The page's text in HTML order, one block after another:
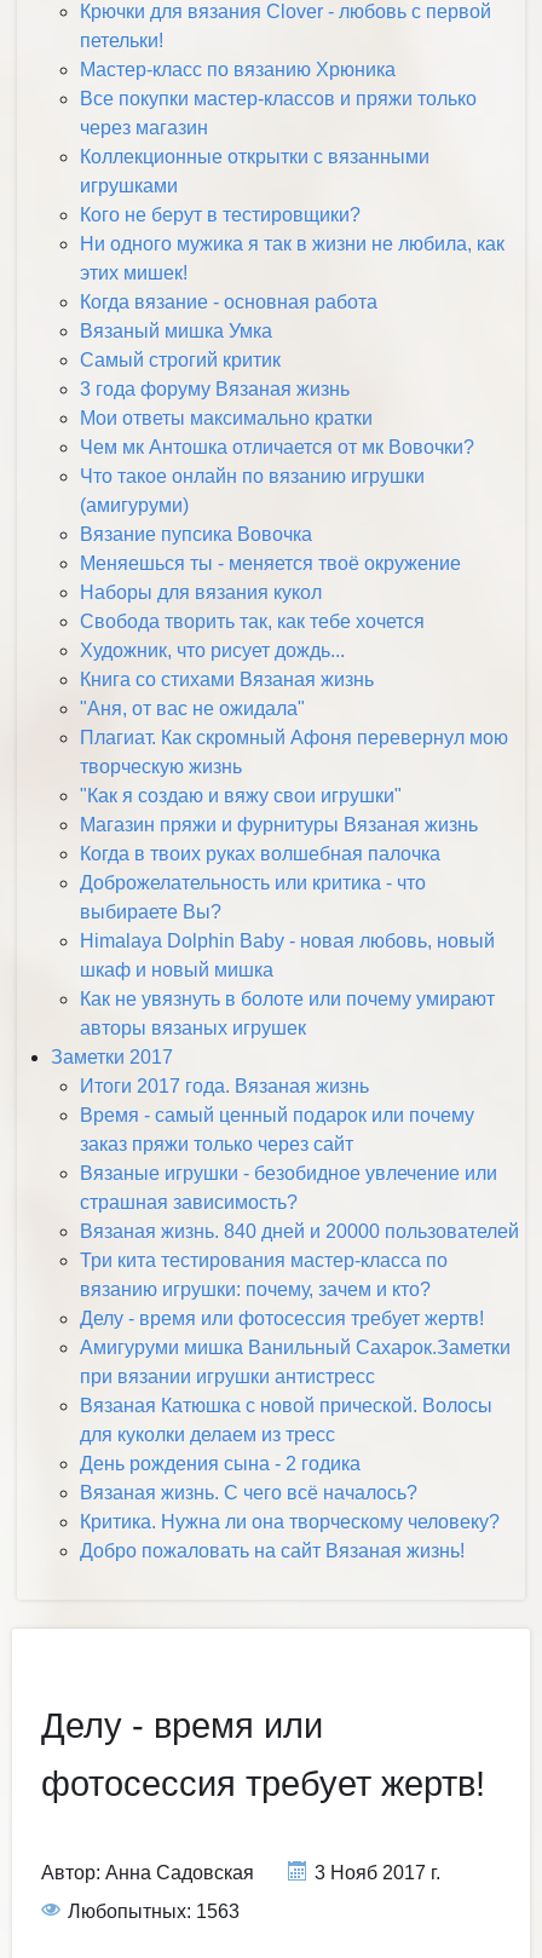
Крючки для вязания Clover - любовь с первой
петельки!
Мастер-класс по вязанию Хрюника
Все покупки мастер-классов и пряжи только
через магазин
Коллекционные открытки с вязанными
игрушками
Кого не берут в тестировщики?
Ни одного мужика я так в жизни не любила, как
этих мишек!
Когда вязание - основная работа
Вязаный мишка Умка
Самый строгий критик
3 года форуму Вязаная жизнь
Мои ответы максимально кратки
Чем мк Антошка отличается от мк Вовочки?
Что такое онлайн по вязанию игрушки
(амигуруми)
Вязание пупсика Вовочка
Меняешься ты - меняется твоё окружение
Наборы для вязания кукол
Свобода творить так, как тебе хочется
Художник, что рисует дождь...
Книга со стихами Вязаная жизнь
"Аня, от вас не ожидала"
Плагиат. Как скромный Афоня перевернул мою
творческую жизнь
"Как я создаю и вяжу свои игрушки"
Магазин пряжи и фурнитуры Вязаная жизнь
Когда в твоих руках волшебная палочка
Доброжелательность или критика - что
выбираете Вы?
Himalaya Dolphin Baby - новая любовь, новый
шкаф и новый мишка
Как не увязнуть в болоте или почему умирают
авторы вязаных игрушек
Заметки 2017
Итоги 2017 года. Вязаная жизнь
Время - самый ценный подарок или почему
заказ пряжи только через сайт
Вязаные игрушки - безобидное увлечение или
страшная зависимость?
Вязаная жизнь. 840 дней и 20000 пользователей
Три кита тестирования мастер-класса по
вязанию игрушки: почему, зачем и кто?
Делу - время или фотосессия требует жертв!
Амигуруми мишка Ванильный Сахарок.Заметки
при вязании игрушки антистресс
Вязаная Катюшка с новой прической. Волосы
для куколки делаем из тресс
День рождения сына - 2 годика
Вязаная жизнь. С чего всё началось?
Критика. Нужна ли она творческому человеку?
Добро пожаловать на сайт Вязаная жизнь!
Делу - время или
фотосессия требует жертв!
Автор: Анна Садовская
3 Нояб 2017 г.
Любопытных: 1563